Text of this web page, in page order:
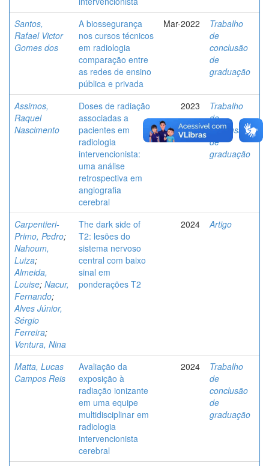
Santos,
Rafael Victor
Gomes dos
A biossegurança
nos cursos técnicos
em radiologia
comparação entre
as redes de ensino
pública e privada
Mar-2022
Trabalho
de
conclusão
de
graduação
Assimos,
Raquel
Nascimento
Doses de radiação
associadas a
pacientes em
radiologia
intervencionista:
uma análise
retrospectiva em
angiografia
cerebral
2023
Trabalho
de
conclusão
de
graduação
Carpentieri-
Primo, Pedro;
Nahoum,
Luiza;
Almeida,
Louise; Nacur,
Fernando;
Alves Júnior,
Sérgio
Ferreira;
Ventura, Nina
The dark side of
T2: lesões do
sistema nervoso
central com baixo
sinal em
ponderações T2
2024 Artigo
Matta, Lucas
Campos Reis
Avaliação da
exposição à
radiação ionizante
em uma equipe
multidisciplinar em
radiologia
intervencionista
cerebral
2024
Trabalho
de
conclusão
de
graduação